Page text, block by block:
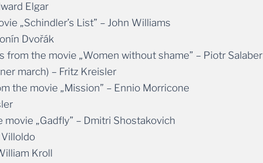
Elgar
„Schindler’s List” – John Williams
Dvořák
from the movie „Women without shame” – Piotr Salaber
march) – Fritz Kreisler
the movie „Mission” – Ennio Morricone
movie „Gadfly” – Dmitri Shostakovich
Villoldo
Kroll